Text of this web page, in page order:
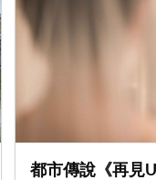
都市傳說《再見